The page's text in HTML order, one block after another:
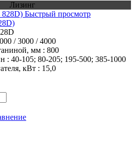
Лизинг
Быстрый просмотр
/ 3000 / 4000
мм : 800
: 40-105; 80-205; 195-500; 385-1000
кВт : 15,0